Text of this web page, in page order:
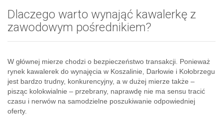
Dlaczego warto wynająć kawalerkę z
zawodowym pośrednikiem?
W głównej mierze chodzi o bezpieczeństwo transakcji. Ponieważ
rynek kawalerek do wynajęcia w Koszalinie, Darłowie i Kołobrzegu
jest bardzo trudny, konkurencyjny, a w dużej mierze także –
pisząc kolokwialnie – przebrany, naprawdę nie ma sensu tracić
czasu i nerwów na samodzielne poszukiwanie odpowiedniej
oferty.